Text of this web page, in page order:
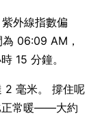
外線指數偏
06:09 AM，
15 分鐘。
毫米。 撐住呢
正常暖——大約